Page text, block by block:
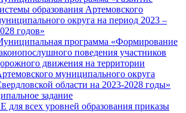
образования Артемовского
округа на период 2023 –
годов»
программа «Формирование
поведения участников
движения на территории
муниципального округа
области на 2023-2028 годы»
задание
всех уровней образования приказы